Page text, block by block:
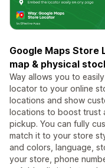
Google Maps
map & physical
Way allows you to
locator to your online
locations and show
locations to boost trust
pickup. You can fully
match it to your store
and colors, language,
your store, phone